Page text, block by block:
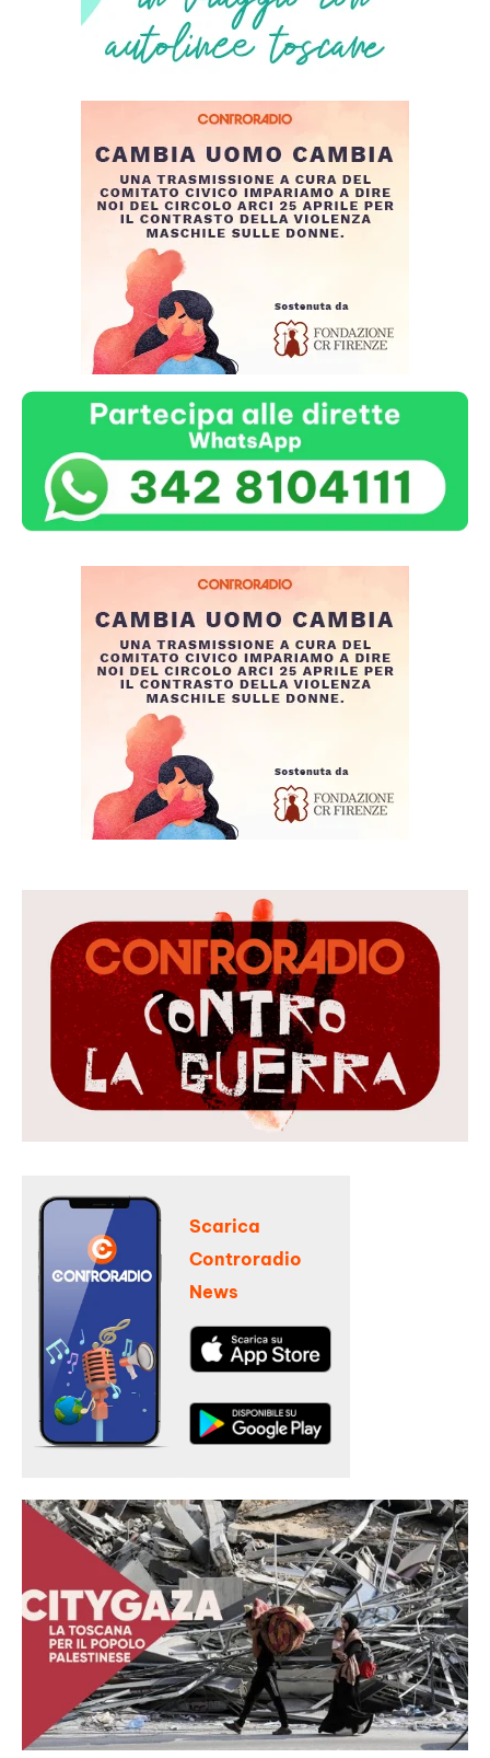
Scarica
Controradio
News